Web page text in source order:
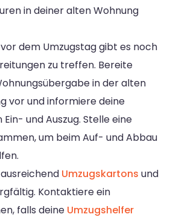
in deiner alten Wohnung
dem Umzugstag gibt es noch
zu treffen. Bereite
in der alten
vor und informiere deine
und Auszug. Stelle eine
um beim Auf- und Abbau
Umzugskartons und
Kontaktiere ein
falls deine Umzugshelfer